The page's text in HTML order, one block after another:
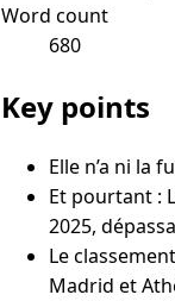
Word count
680
Key points
Elle n’a ni la
Et pourtant :
2025,
Le
Madrid et